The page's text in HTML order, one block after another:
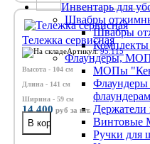
Инвентарь для
Швабры
Швабры
Комплекты
Флаундеры,
МОПы
флаундерам
Ручки для
Тележка сервисная
Артикул:95.115
Высота - 104 см
Длина - 141 см
Ширина - 59 см
14 400 руб за шт.